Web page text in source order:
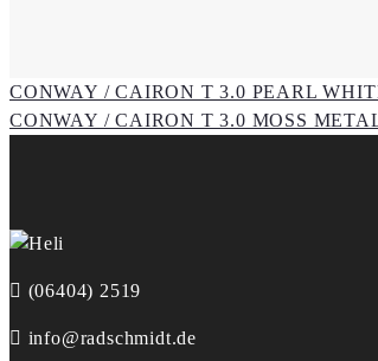
Portfolio
navigation
CONWAY / CAIRON T 3.0 PEARL
CONWAY / CAIRON T 3.0 MOSS
(06404) 2519
info@radschmidt.de